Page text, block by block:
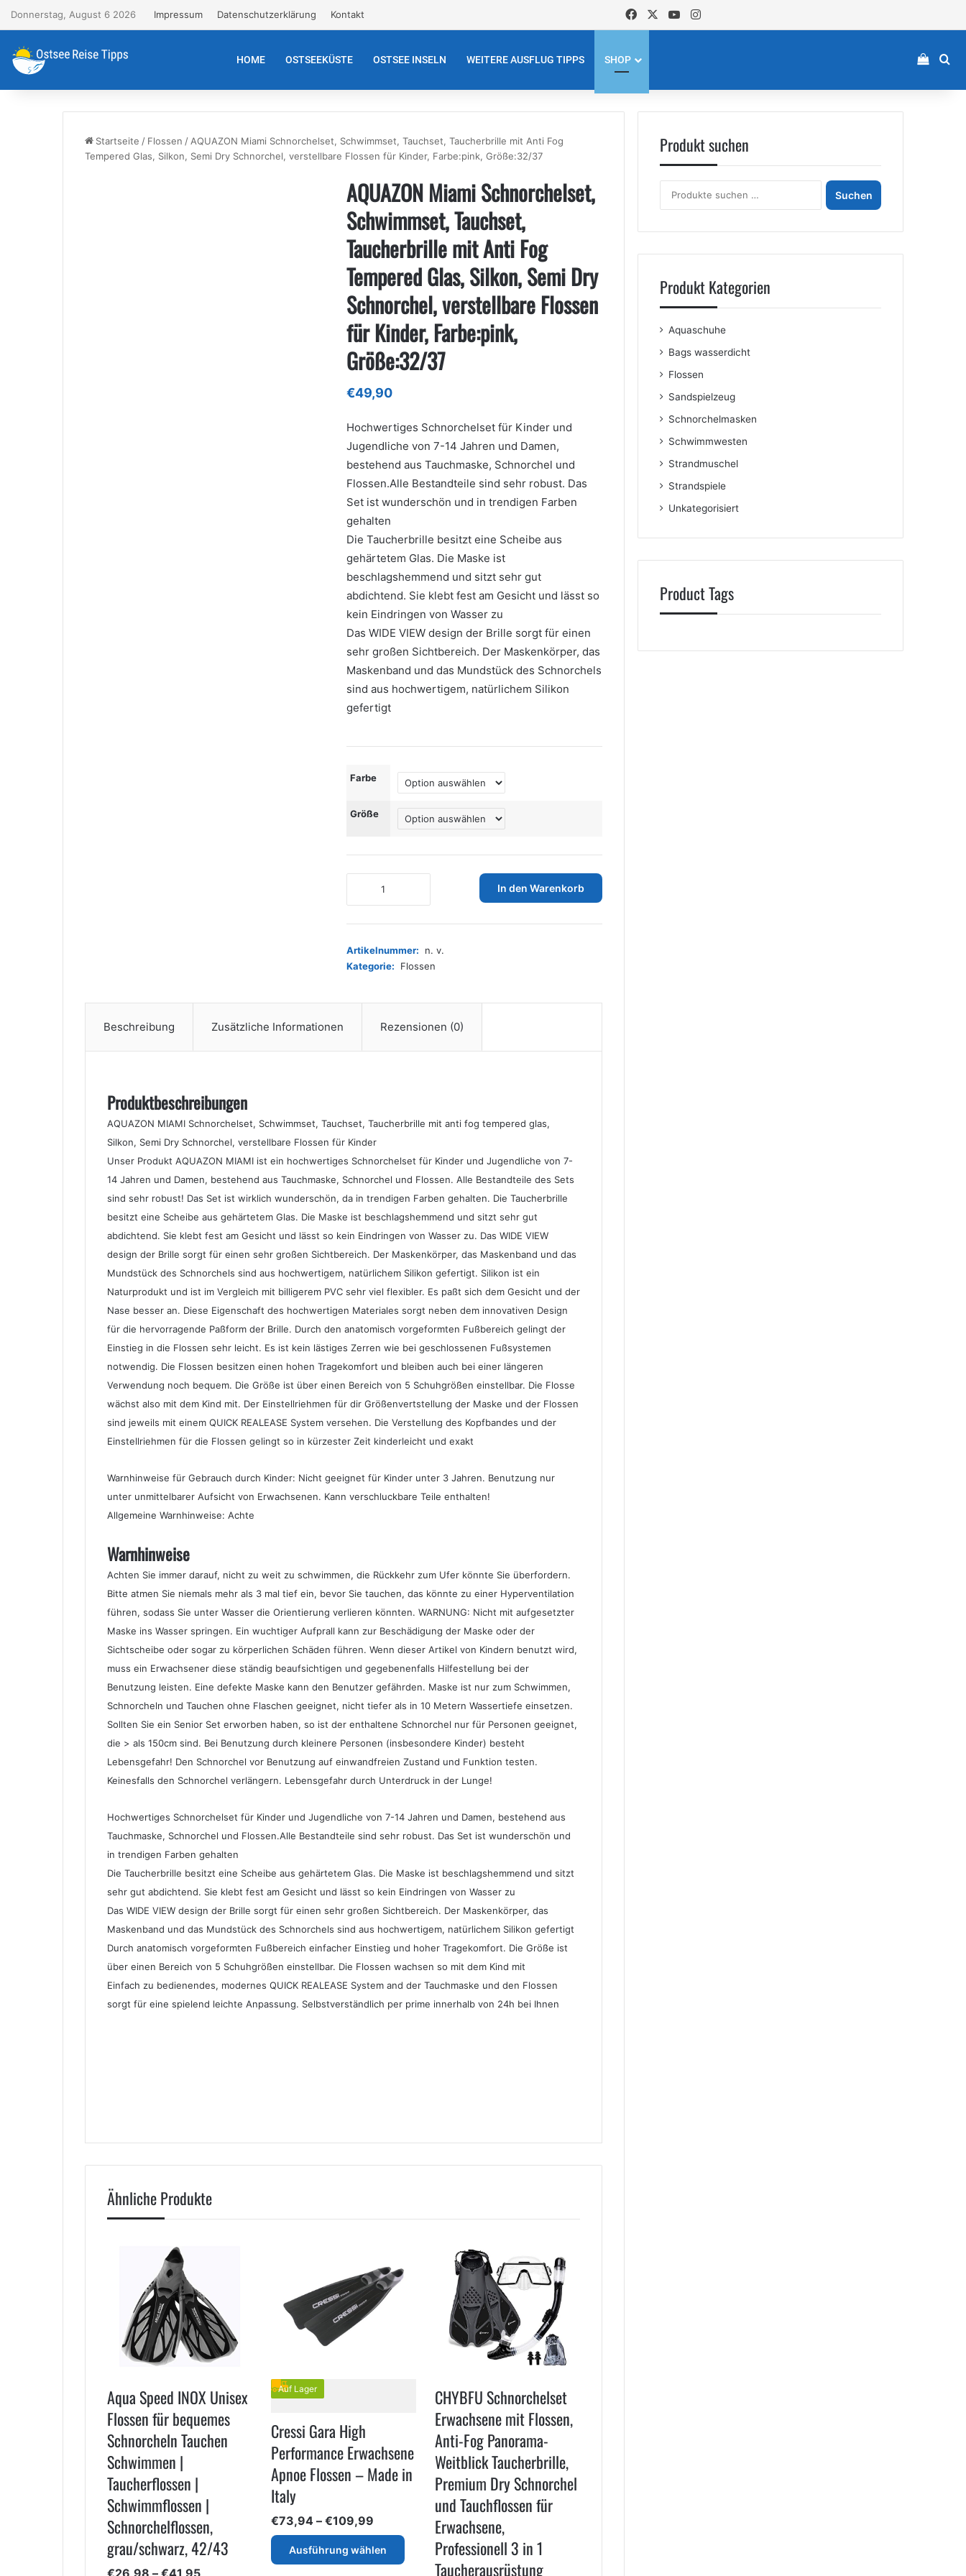
Donnerstag, August 6 2026 Impressum Datenschutzerklärung Kontakt FacebookYouTubeInstagram
HOME OSTSEEKÜSTE OSTSEE INSELN WEITERE AUSFLUG TIPPS SHOP
Startseite / Flossen / AQUAZON Miami Schnorchelset, Schwimmset, Tauchset, Taucherbrille mit Anti Fog
Tempered Glas, Silkon, Semi Dry Schnorchel, verstellbare Flossen für Kinder, Farbe:pink, Größe:32/37
AQUAZON Miami Schnorchelset,
Schwimmset, Tauchset,
Taucherbrille mit Anti Fog
Tempered Glas, Silkon, Semi Dry
Schnorchel, verstellbare Flossen
für Kinder, Farbe:pink,
Größe:32/37
€49,90
Hochwertiges Schnorchelset für Kinder und
Jugendliche von 7-14 Jahren und Damen,
bestehend aus Tauchmaske, Schnorchel und
Flossen.Alle Bestandteile sind sehr robust. Das
Set ist wunderschön und in trendigen Farben
gehalten
Die Taucherbrille besitzt eine Scheibe aus
gehärtetem Glas. Die Maske ist
beschlagshemmend und sitzt sehr gut
abdichtend. Sie klebt fest am Gesicht und lässt so
kein Eindringen von Wasser zu
Das WIDE VIEW design der Brille sorgt für einen
sehr großen Sichtbereich. Der Maskenkörper, das
Maskenband und das Mundstück des Schnorchels
sind aus hochwertigem, natürlichem Silikon
gefertigt
Farbe
Größe
Schwimmset,
Taucherbrille
mit
Fog
Flossen
für
Farbe:pink,
Größe:32/37
Menge
In den Warenkorb
Artikelnummer:
n. v.
Kategorie:
Flossen
Beschreibung Zusätzliche Informationen Rezensionen (0)
Produktbeschreibungen
AQUAZON MIAMI Schnorchelset, Schwimmset, Tauchset, Taucherbrille mit anti fog tempered glas,
Silkon, Semi Dry Schnorchel, verstellbare Flossen für Kinder
Unser Produkt AQUAZON MIAMI ist ein hochwertiges Schnorchelset für Kinder und Jugendliche von 7-
14 Jahren und Damen, bestehend aus Tauchmaske, Schnorchel und Flossen. Alle Bestandteile des Sets
sind sehr robust! Das Set ist wirklich wunderschön, da in trendigen Farben gehalten. Die Taucherbrille
besitzt eine Scheibe aus gehärtetem Glas. Die Maske ist beschlagshemmend und sitzt sehr gut
abdichtend. Sie klebt fest am Gesicht und lässt so kein Eindringen von Wasser zu. Das WIDE VIEW
design der Brille sorgt für einen sehr großen Sichtbereich. Der Maskenkörper, das Maskenband und das
Mundstück des Schnorchels sind aus hochwertigem, natürlichem Silikon gefertigt. Silikon ist ein
Naturprodukt und ist im Vergleich mit billigerem PVC sehr viel flexibler. Es paßt sich dem Gesicht und der
Nase besser an. Diese Eigenschaft des hochwertigen Materiales sorgt neben dem innovativen Design
für die hervorragende Paßform der Brille. Durch den anatomisch vorgeformten Fußbereich gelingt der
Einstieg in die Flossen sehr leicht. Es ist kein lästiges Zerren wie bei geschlossenen Fußsystemen
notwendig. Die Flossen besitzen einen hohen Tragekomfort und bleiben auch bei einer längeren
Verwendung noch bequem. Die Größe ist über einen Bereich von 5 Schuhgrößen einstellbar. Die Flosse
wächst also mit dem Kind mit. Der Einstellriehmen für dir Größenvertstellung der Maske und der Flossen
sind jeweils mit einem QUICK REALEASE System versehen. Die Verstellung des Kopfbandes und der
Einstellriehmen für die Flossen gelingt so in kürzester Zeit kinderleicht und exakt
Warnhinweise für Gebrauch durch Kinder: Nicht geeignet für Kinder unter 3 Jahren. Benutzung nur
unter unmittelbarer Aufsicht von Erwachsenen. Kann verschluckbare Teile enthalten!
Allgemeine Warnhinweise: Achte
Warnhinweise
Achten Sie immer darauf, nicht zu weit zu schwimmen, die Rückkehr zum Ufer könnte Sie überfordern.
Bitte atmen Sie niemals mehr als 3 mal tief ein, bevor Sie tauchen, das könnte zu einer Hyperventilation
führen, sodass Sie unter Wasser die Orientierung verlieren könnten. WARNUNG: Nicht mit aufgesetzter
Maske ins Wasser springen. Ein wuchtiger Aufprall kann zur Beschädigung der Maske oder der
Sichtscheibe oder sogar zu körperlichen Schäden führen. Wenn dieser Artikel von Kindern benutzt wird,
muss ein Erwachsener diese ständig beaufsichtigen und gegebenenfalls Hilfestellung bei der
Benutzung leisten. Eine defekte Maske kann den Benutzer gefährden. Maske ist nur zum Schwimmen,
Schnorcheln und Tauchen ohne Flaschen geeignet, nicht tiefer als in 10 Metern Wassertiefe einsetzen.
Sollten Sie ein Senior Set erworben haben, so ist der enthaltene Schnorchel nur für Personen geeignet,
die > als 150cm sind. Bei Benutzung durch kleinere Personen (insbesondere Kinder) besteht
Lebensgefahr! Den Schnorchel vor Benutzung auf einwandfreien Zustand und Funktion testen.
Keinesfalls den Schnorchel verlängern. Lebensgefahr durch Unterdruck in der Lunge!
Hochwertiges Schnorchelset für Kinder und Jugendliche von 7-14 Jahren und Damen, bestehend aus
Tauchmaske, Schnorchel und Flossen.Alle Bestandteile sind sehr robust. Das Set ist wunderschön und
in trendigen Farben gehalten
Die Taucherbrille besitzt eine Scheibe aus gehärtetem Glas. Die Maske ist beschlagshemmend und sitzt
sehr gut abdichtend. Sie klebt fest am Gesicht und lässt so kein Eindringen von Wasser zu
Das WIDE VIEW design der Brille sorgt für einen sehr großen Sichtbereich. Der Maskenkörper, das
Maskenband und das Mundstück des Schnorchels sind aus hochwertigem, natürlichem Silikon gefertigt
Durch anatomisch vorgeformten Fußbereich einfacher Einstieg und hoher Tragekomfort. Die Größe ist
über einen Bereich von 5 Schuhgrößen einstellbar. Die Flossen wachsen so mit dem Kind mit
Einfach zu bedienendes, modernes QUICK REALEASE System and der Tauchmaske und den Flossen
sorgt für eine spielend leichte Anpassung. Selbstverständlich per prime innerhalb von 24h bei Ihnen
Ähnliche Produkte
Aqua Speed INOX Unisex
Flossen für bequemes
Schnorcheln Tauchen
Schwimmen |
Taucherflossen |
Schwimmflossen |
Schnorchelflossen,
grau/schwarz, 42/43
Preisspanne:
Auf Lager
Cressi Gara High
Performance Erwachsene
Apnoe Flossen – Made in
Italy
€73,94 – €109,99Preisspanne:
€73,94
bis
€109,99
Ausführung wählen
Dieses
Produkt
CHYBFU Schnorchelset
Erwachsene mit Flossen,
Anti-Fog Panorama-
Weitblick Taucherbrille,
Premium Dry Schnorchel
und Tauchflossen für
Erwachsene,
Professionell 3 in 1
Taucherausrüstung
Produkt suchen
nach:
Suchen
Produkt Kategorien
Aquaschuhe
Bags wasserdicht
Flossen
Sandspielzeug
Schnorchelmasken
Schwimmwesten
Strandmuschel
Strandspiele
Unkategorisiert
Product Tags